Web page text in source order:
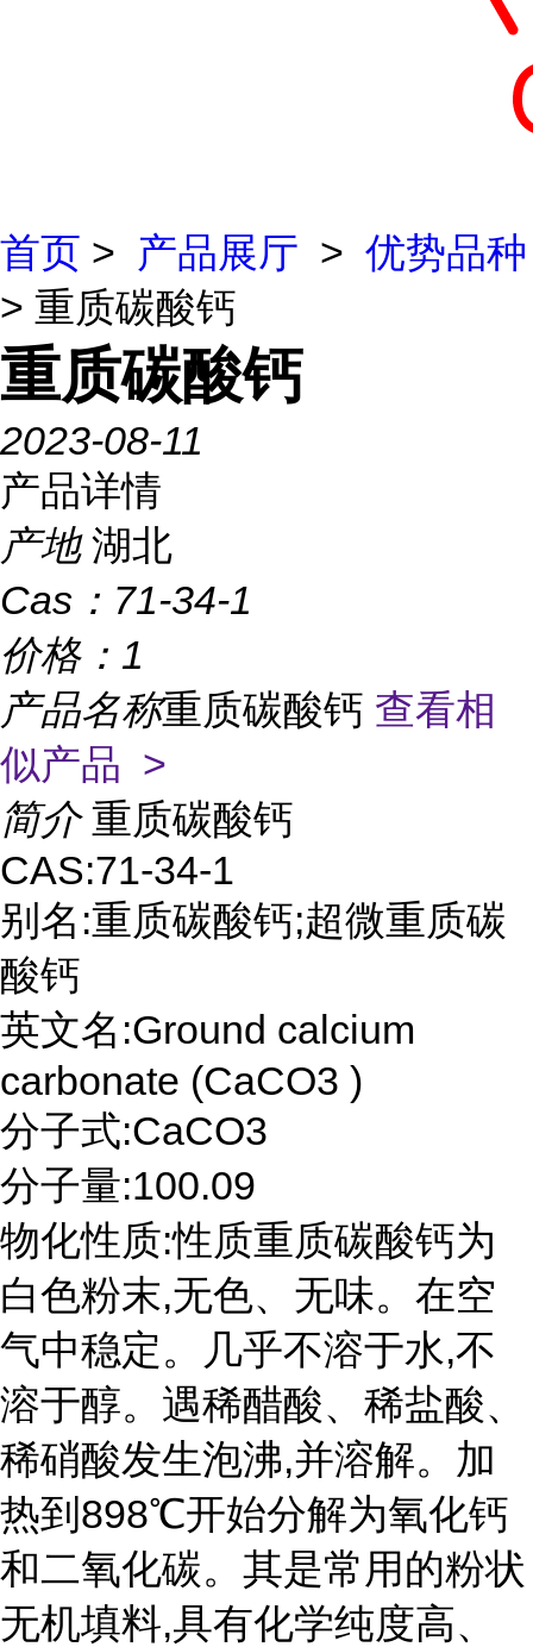
首页 > 产品展厅 > 优势品种
> 重质碳酸钙
重质碳酸钙
2023-08-11
产品详情
产地 湖北
Cas： 71-34-1
价格： 1
产品名称重质碳酸钙 查看相
似产品 >
简介 重质碳酸钙
CAS:71-34-1
别名:重质碳酸钙;超微重质碳
酸钙
英文名:Ground calcium
carbonate (CaCO3 )
分子式:CaCO3
分子量:100.09
物化性质:性质重质碳酸钙为
白色粉末,无色、无味。在空
气中稳定。几乎不溶于水,不
溶于醇。遇稀醋酸、稀盐酸、
稀硝酸发生泡沸,并溶解。加
热到898℃开始分解为氧化钙
和二氧化碳。其是常用的粉状
无机填料,具有化学纯度高、